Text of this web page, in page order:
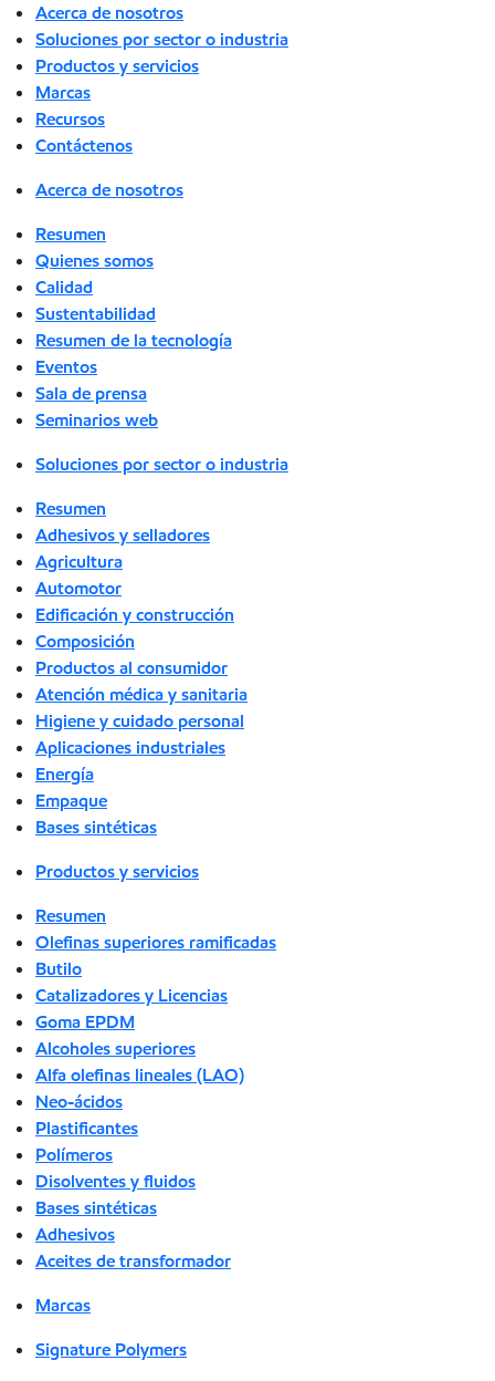
Acerca de nosotros
Soluciones por sector o industria
Productos y servicios
Marcas
Recursos
Contáctenos
Acerca de nosotros
Resumen
Quienes somos
Calidad
Sustentabilidad
Resumen de la tecnología
Eventos
Sala de prensa
Seminarios web
Soluciones por sector o industria
Resumen
Adhesivos y selladores
Agricultura
Automotor
Edificación y construcción
Composición
Productos al consumidor
Atención médica y sanitaria
Higiene y cuidado personal
Aplicaciones industriales
Energía
Empaque
Bases sintéticas
Productos y servicios
Resumen
Olefinas superiores ramificadas
Butilo
Catalizadores y Licencias
Goma EPDM
Alcoholes superiores
Alfa olefinas lineales (LAO)
Neo-ácidos
Plastificantes
Polímeros
Disolventes y fluidos
Bases sintéticas
Adhesivos
Aceites de transformador
Marcas
Signature Polymers